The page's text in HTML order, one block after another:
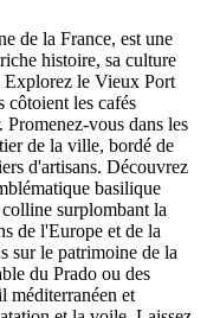
de la France, est une
histoire, sa culture
Explorez le Vieux Port
côtoient les cafés
Promenez-vous dans les
de la ville, bordé de
d'artisans. Découvrez
basilique
surplombant la
de l'Europe et de la
sur le patrimoine de la
du Prado ou des
méditerranéen et